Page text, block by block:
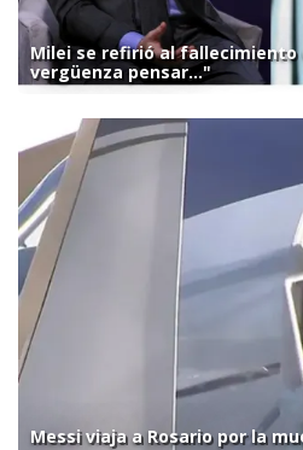
Milei se refirió al fallecimiento
vergüenza pensar..."
Messi viaja a Rosario por la